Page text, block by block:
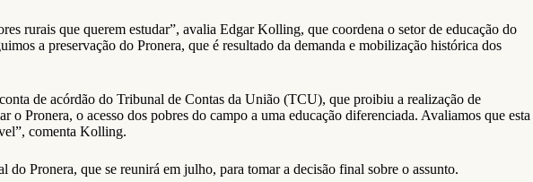
rurais que querem estudar”, avalia Edgar Kolling, que coordena o setor de educação do
a preservação do Pronera, que é resultado da demanda e mobilização histórica dos
de acórdão do Tribunal de Contas da União (TCU), que proibiu a realização de
Pronera, o acesso dos pobres do campo a uma educação diferenciada. Avaliamos que esta
comenta Kolling.
Pronera, que se reunirá em julho, para tomar a decisão final sobre o assunto.